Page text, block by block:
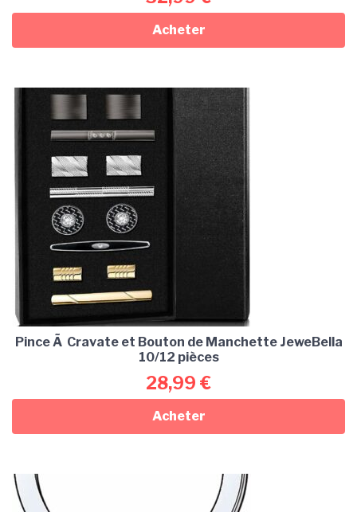
Acheter
Pince Ã Cravate et Bouton de Manchette JeweBella
10/12 pièces
28,99 €
Acheter